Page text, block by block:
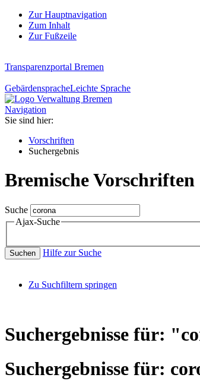
Zur Hauptnavigation
Zum Inhalt
Zur Fußzeile
Transparenzportal Bremen
GebärdenspracheLeichte Sprache
Navigation
Sie sind hier:
Vorschriften
Suchergebnis
Bremische Vorschriften
Suche
Ajax-Suche
Suchen Hilfe zur Suche
Zu Suchfiltern springen
Suchergebnisse für: "
Suchergebnisse für: